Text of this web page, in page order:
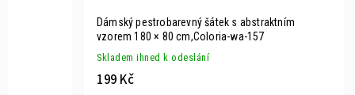
Dámský pestrobarevný šátek s abstraktním
vzorem 180 × 80 cm,Coloria-wa-157
Skladem ihned k odeslání
199 Kč